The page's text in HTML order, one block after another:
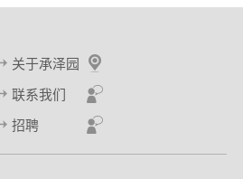
关于承泽园
联系我们
招聘